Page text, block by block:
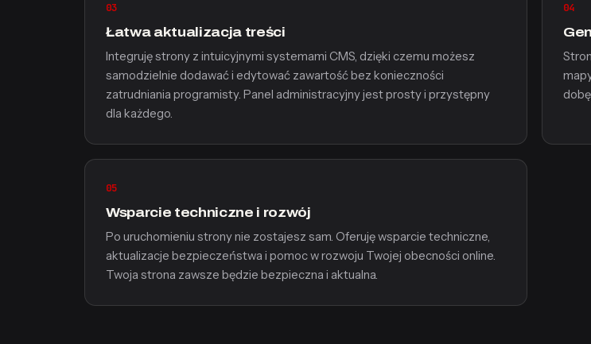
03
Łatwa aktualizacja treści
Integruję strony z intuicyjnymi systemami CMS, dzięki czemu możesz
samodzielnie dodawać i edytować zawartość bez konieczności
zatrudniania programisty. Panel administracyjny jest prosty i przystępny
dla każdego.
04
05
Wsparcie techniczne i rozwój
Po uruchomieniu strony nie zostajesz sam. Oferuję wsparcie techniczne,
aktualizacje bezpieczeństwa i pomoc w rozwoju Twojej obecności online.
Twoja strona zawsze będzie bezpieczna i aktualna.